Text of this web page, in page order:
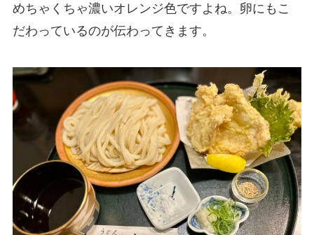
めちゃくちゃ濃いオレンジ色ですよね。卵にもこ
だわっているのが伝わってきます。